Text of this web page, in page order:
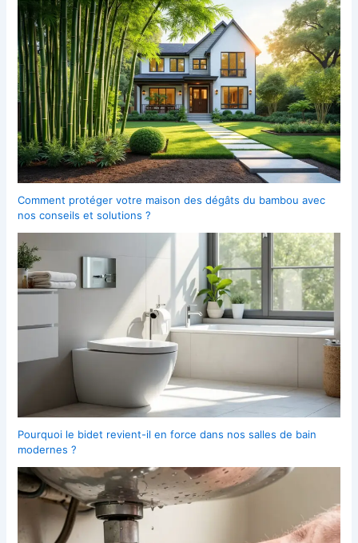
Comment protéger votre maison des dégâts du bambou avec
nos conseils et solutions ?
Pourquoi le bidet revient-il en force dans nos salles de bain
modernes ?